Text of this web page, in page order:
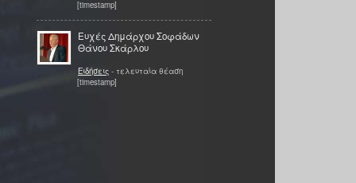
[timestamp]
Ευχές Δημάρχου Σοφάδων
Θάνου Σκάρλου
Ειδήσεις - τελευταία θέαση
[timestamp]